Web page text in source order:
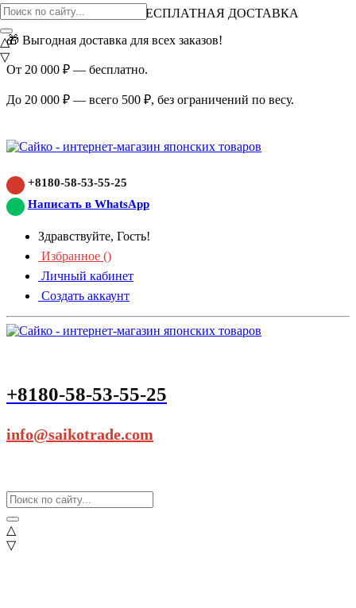
ВНИМАНИЕ АКЦИЯ!
БЕСПЛАТНАЯ ДОСТАВКА
🎁 Выгодная доставка для всех заказов!
От 20 000 ₽ — бесплатно.
До 20 000 ₽ — всего 500 ₽, без ограничений по весу.
+8180-58-53-55-25
Написать в WhatsApp
Здравствуйте, Гость!
Избранное ()
Личный кабинет
Создать аккаунт
+8180-58-53-55-25
info@saikotrade.com
△
▽
△
▽